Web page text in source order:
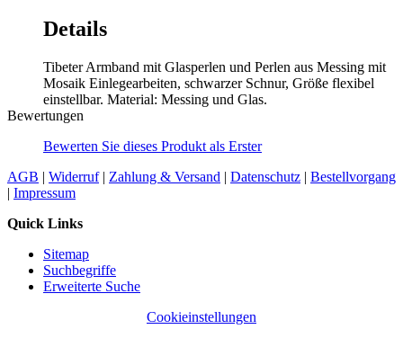
Details
Tibeter Armband mit Glasperlen und Perlen aus Messing mit
Mosaik Einlegearbeiten, schwarzer Schnur, Größe flexibel
einstellbar. Material: Messing und Glas.
Bewertungen
Bewerten Sie dieses Produkt als Erster
AGB | Widerruf| Zahlung & Versand | Datenschutz | Bestellvorgang
| Impressum
Quick Links
Sitemap
Suchbegriffe
Erweiterte Suche
Cookieinstellungen